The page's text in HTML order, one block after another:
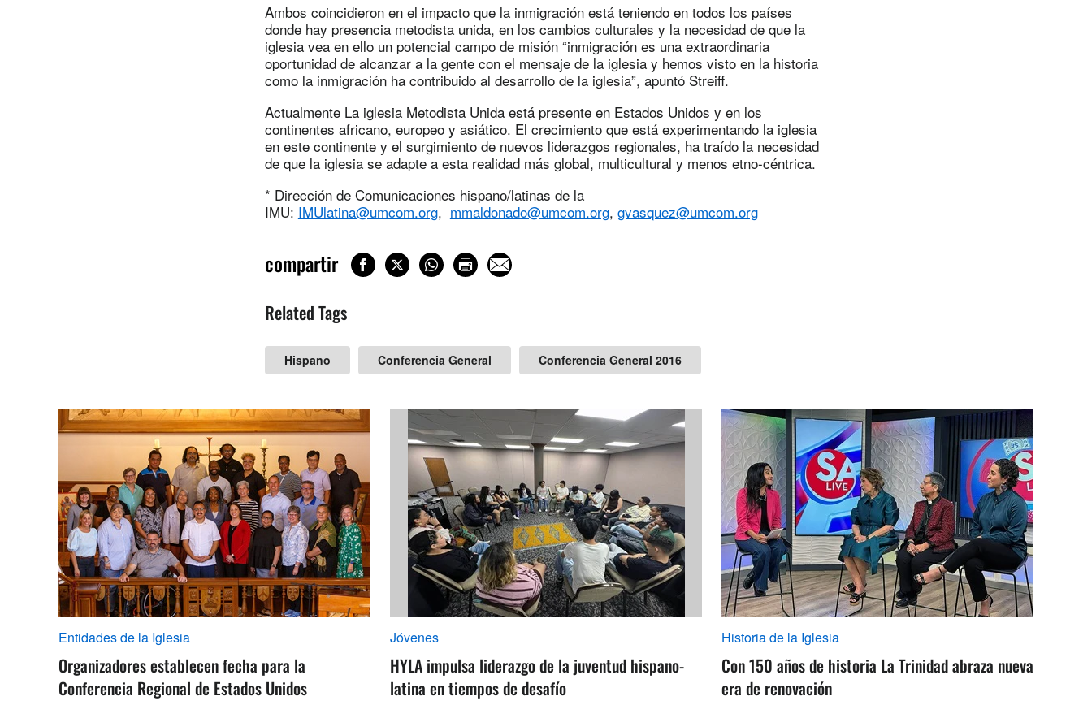
Ambos coincidieron en el impacto que la inmigración está teniendo en todos los países
donde hay presencia metodista unida, en los cambios culturales y la necesidad de que la
iglesia vea en ello un potencial campo de misión “inmigración es una extraordinaria
oportunidad de alcanzar a la gente con el mensaje de la iglesia y hemos visto en la historia
como la inmigración ha contribuido al desarrollo de la iglesia”, apuntó Streiff.
Actualmente La iglesia Metodista Unida está presente en Estados Unidos y en los
continentes africano, europeo y asiático. El crecimiento que está experimentando la iglesia
en este continente y el surgimiento de nuevos liderazgos regionales, ha traído la necesidad
de que la iglesia se adapte a esta realidad más global, multicultural y menos etno-céntrica.
* Dirección de Comunicaciones hispano/latinas de la
IMU: IMUlatina@umcom.org, mmaldonado@umcom.org, gvasquez@umcom.org
compartir
Related Tags
Hispano Conferencia General Conferencia General 2016
Entidades de la Iglesia
Organizadores establecen fecha para la
Conferencia Regional de Estados Unidos
Jóvenes
HYLA impulsa liderazgo de la juventud hispano-
latina en tiempos de desafío
Historia de la Iglesia
Con 150 años de historia La Trinidad abraza nueva
era de renovación